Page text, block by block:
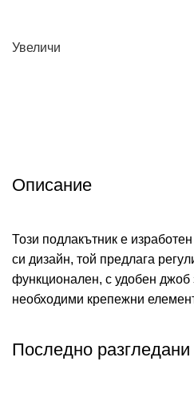
Увеличи
Описание
Този подлакътник е
си дизайн, той предлага
функционален, с удобен джоб
необходими крепежни
Последно разгледани